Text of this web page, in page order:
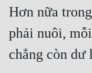
Hơn nữa
phải nuôi,